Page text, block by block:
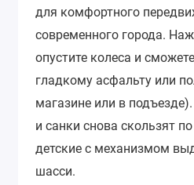
для комфортного
современного города.
опустите колеса и
гладкому асфальту или
магазине или в
и санки снова скользят по
детские с механизмом
шасси.